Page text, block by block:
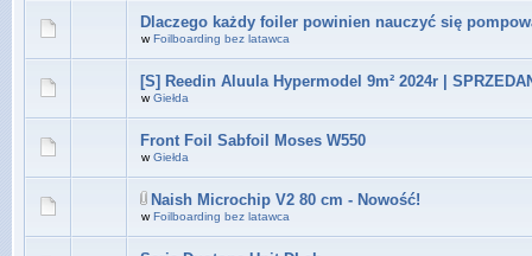
Dlaczego każdy foiler powinien nauczyć się
wFoilboarding bez latawca
[S] Reedin Aluula Hypermodel 9m² 2024r |
wGiełda
Front Foil Sabfoil Moses W550
wGiełda
Naish Microchip V2 80 cm - Nowość!
wFoilboarding bez latawca